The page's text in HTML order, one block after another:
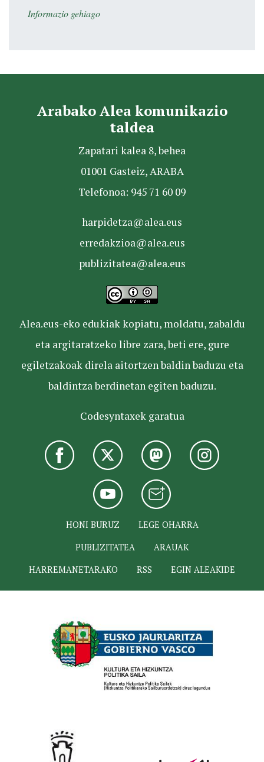
Informazio gehiago
Arabako Alea komunikazio
taldea
Zapatari kalea 8, behea
01001 Gasteiz, ARABA
Telefonoa: 945 71 60 09
harpidetza@alea.eus
erredakzioa@alea.eus
publizitatea@alea.eus
Alea.eus-eko edukiak kopiatu, moldatu, zabaldu
eta argitaratzeko libre zara, beti ere, gure
egiletzakoak direla aitortzen baldin baduzu eta
baldintza berdinetan egiten baduzu.
Codesyntaxek garatua
HONI BURUZ
LEGE OHARRA
PUBLIZITATEA
ARAUAK
HARREMANETARAKO
RSS EGIN ALEAKIDE